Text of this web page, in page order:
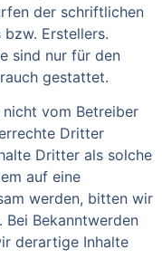
der schriftlichen
Erstellers.
sind nur für den
gestattet.
vom Betreiber
Dritter
Dritter als solche
auf eine
werden, bitten wir
Bei Bekanntwerden
derartige Inhalte